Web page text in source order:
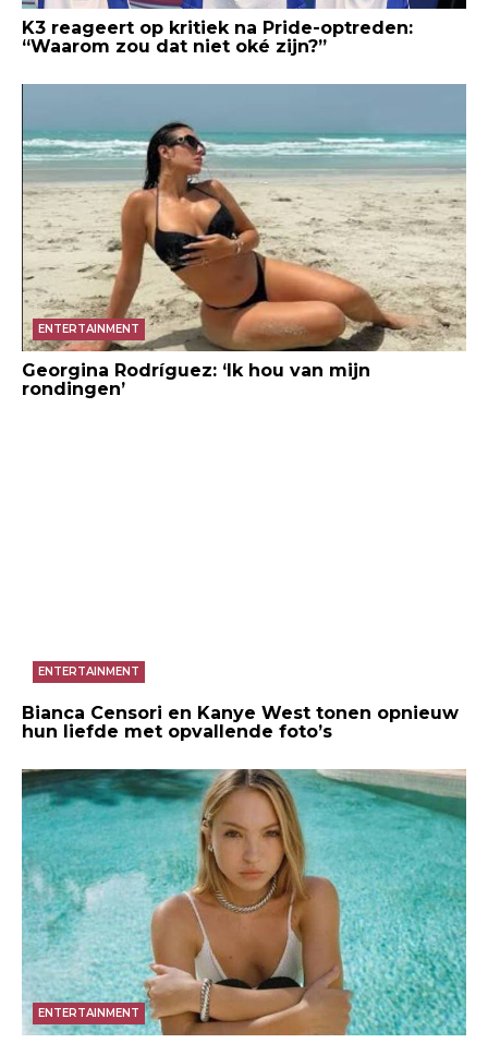
K3 reageert op kritiek na Pride-optreden:
“Waarom zou dat niet oké zijn?”
ENTERTAINMENT
Georgina Rodríguez: ‘Ik hou van mijn
rondingen’
ENTERTAINMENT
Bianca Censori en Kanye West tonen opnieuw
hun liefde met opvallende foto’s
ENTERTAINMENT